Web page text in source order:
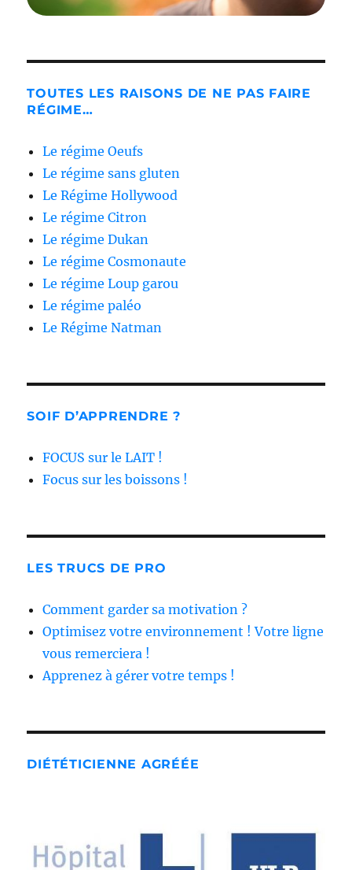
TOUTES LES RAISONS DE NE PAS FAIRE
RÉGIME…
Le régime Oeufs
Le régime sans gluten
Le Régime Hollywood
Le régime Citron
Le régime Dukan
Le régime Cosmonaute
Le régime Loup garou
Le régime paléo
Le Régime Natman
SOIF D’APPRENDRE ?
FOCUS sur le LAIT !
Focus sur les boissons !
LES TRUCS DE PRO
Comment garder sa motivation ?
Optimisez votre environnement ! Votre ligne
vous remerciera !
Apprenez à gérer votre temps !
DIÉTÉTICIENNE AGRÉÉE